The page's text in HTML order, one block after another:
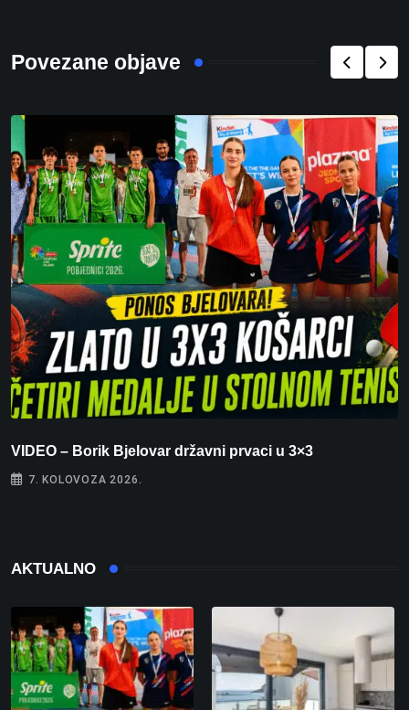
Povezane objave
VIDEO – Borik Bjelovar državni prvaci u 3×3
7. KOLOVOZA 2026.
AKTUALNO